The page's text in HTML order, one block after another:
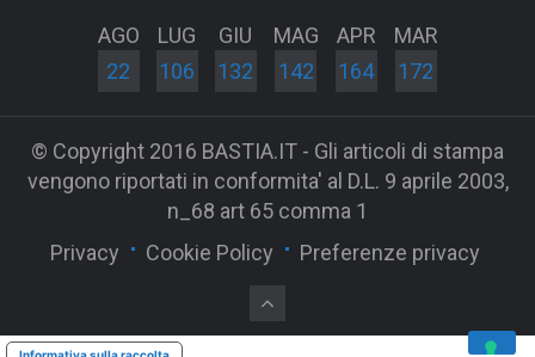
AGO
22
LUG
106
GIU
132
MAG
142
APR
164
MAR
172
© Copyright 2016 BASTIA.IT - Gli articoli di stampa
vengono riportati in conformita' al D.L. 9 aprile 2003,
n_68 art 65 comma 1
Privacy
Cookie Policy Preferenze privacy
Informativa sulla raccolta